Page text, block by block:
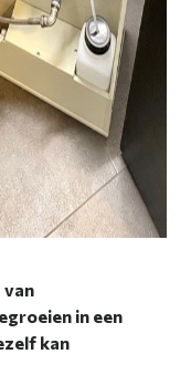
van
in een
kan